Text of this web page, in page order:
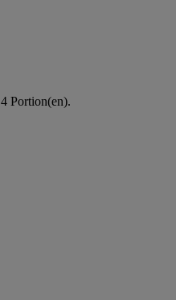
4 Portion(en).